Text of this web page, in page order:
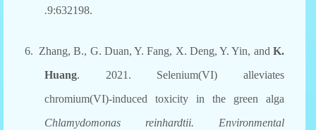
.9:632198.
6. Zhang, B., G. Duan, Y. Fang, X. Deng, Y. Yin, and K.
Huang. 2021. Selenium(VI) alleviates
chromium(VI)-induced toxicity in the green alga
Chlamydomonas reinhardtii. Environmental